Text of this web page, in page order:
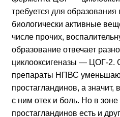
требуется для
биологически активные
числе прочих,
образование отвечает
циклооксигеназы — ЦОГ-2.
препараты НПВС
простагландинов, а
с ним отек и боль. Но в зоне
простагландинов есть и